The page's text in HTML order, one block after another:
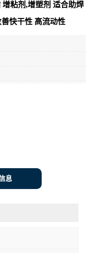
增粘剂,增塑剂 适合助焊
快干性 高流动性
息